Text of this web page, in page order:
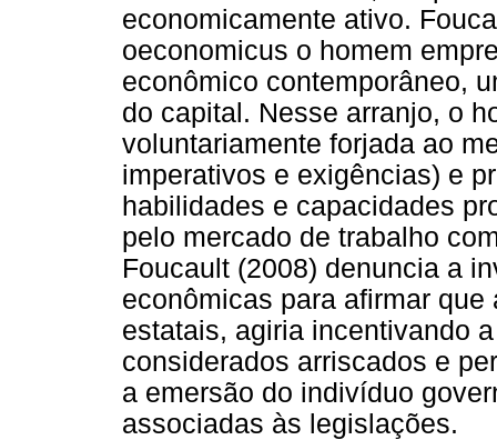
economicamente ativo.
oeconomicus o homem
econômico contemporâneo,
do capital. Nesse arranjo, o
voluntariamente forjada ao
imperativos e exigências) e
habilidades e capacidades
pelo mercado de trabalho
Foucault (2008) denuncia a
econômicas para afirmar
estatais, agiria incentivando
considerados arriscados e
a emersão do indivíduo
associadas às legislações.